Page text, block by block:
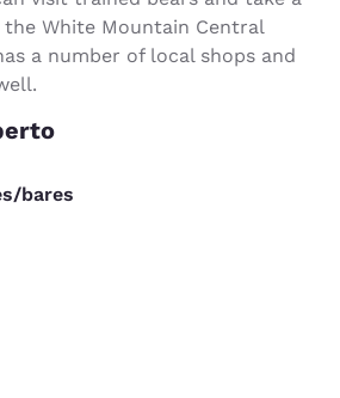
White Mountain Central
a number of local shops and
bares